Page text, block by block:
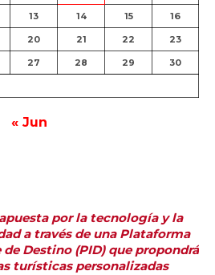
13 14 15 16
20 21 22 23
27 28 29 30
« Jun
por la tecnología y la
a través de una Plataforma
Destino (PID) que propondrá
turísticas personalizadas